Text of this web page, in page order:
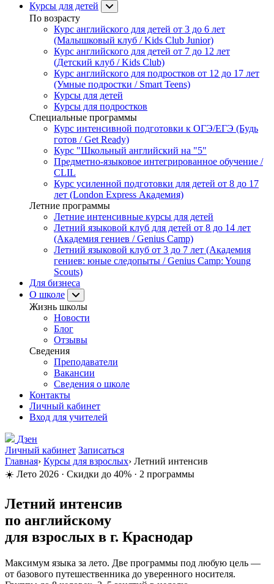
Курсы для детей
По возрасту
Курс английского для детей от 3 до 6 лет
(Малышковый клуб / Kids Club Junior)
Курс английского для детей от 7 до 12 лет
(Детский клуб / Kids Club)
Курс английского для подростков от 12 до 17 лет
(Умные подростки / Smart Teens)
Курсы для детей
Курсы для подростков
Специальные программы
Курс интенсивной подготовки к ОГЭ/ЕГЭ (Будь
готов / Get Ready)
Курс "Школьный английский на "5"
Предметно-языковое интегрированное обучение /
CLIL
Курс усиленной подготовки для детей от 8 до 17
лет (London Express Академия)
Летние программы
Летние интенсивные курсы для детей
Летний языковой клуб для детей от 8 до 14 лет
(Академия гениев / Genius Camp)
Летний языковой клуб от 3 до 7 лет (Академия
гениев: юные следопыты / Genius Camp: Young
Scouts)
Для бизнеса
О школе
Жизнь школы
Новости
Блог
Отзывы
Сведения
Преподаватели
Вакансии
Сведения о школе
Контакты
Личный кабинет
Вход для учителей
Дзен
Личный кабинет Записаться
Главная› Курсы для взрослых› Летний интенсив
☀️ Лето 2026 · Скидки до 40% · 2 программы
Летний интенсив
по английскому
для взрослых в г. Краснодар
Максимум языка за лето. Две программы под любую цель —
от базового путешественника до уверенного носителя.